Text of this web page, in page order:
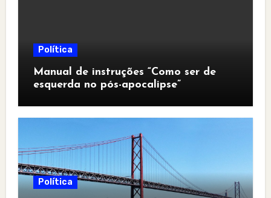
Política
Manual de instruções “Como ser de
esquerda no pós-apocalipse”
Política